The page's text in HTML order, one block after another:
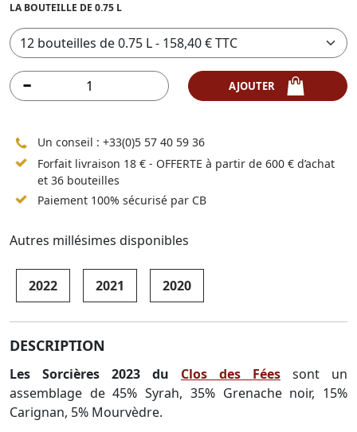
LA BOUTEILLE DE 0.75 L
Un conseil : +33(0)5 57 40 59 36
Forfait livraison 18 € - OFFERTE à partir de 600 € d’achat
et 36 bouteilles
Paiement 100% sécurisé par CB
Autres millésimes disponibles
2022 2021 2020
DESCRIPTION
Les Sorcières 2023 du Clos des Fées sont un
assemblage de 45% Syrah, 35% Grenache noir, 15%
Carignan, 5% Mourvèdre.